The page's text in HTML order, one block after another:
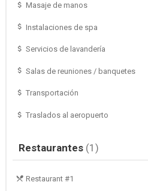
Masaje de manos
Instalaciones de spa
Servicios de lavandería
Salas de reuniones / banquetes
Transportación
Traslados al aeropuerto
Restaurantes (1)
Restaurant #1